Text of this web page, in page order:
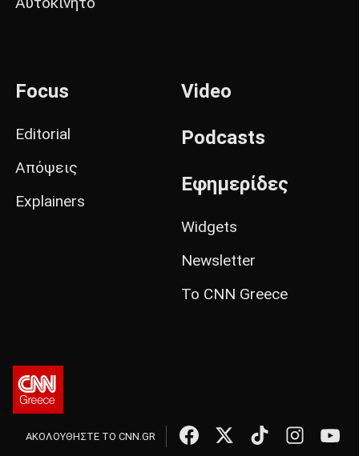
Focus
Editorial
Απόψεις
Explainers
Video
Podcasts
Εφημερίδες
Widgets
Newsletter
Το CNN Greece
ΑΚΟΛΟΥΘΗΣΤΕ ΤΟ CNN.GR